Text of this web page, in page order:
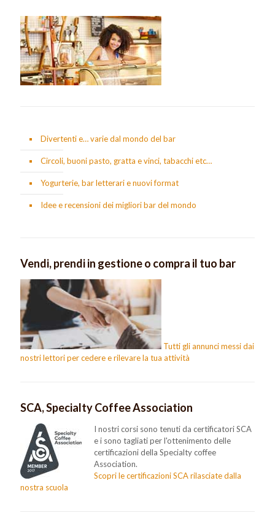
Divertenti e… varie dal mondo del bar
Circoli, buoni pasto, gratta e vinci, tabacchi etc…
Yogurterie, bar letterari e nuovi format
Idee e recensioni dei migliori bar del mondo
Vendi, prendi in gestione o compra il tuo bar
Tutti gli annunci messi dai
nostri lettori per cedere e rilevare la tua attività
SCA, Specialty Coffee Association
I nostri corsi sono tenuti da certificatori SCA
e i sono tagliati per l'ottenimento delle
certificazioni della Specialty coffee
Association.
Scopri le certificazioni SCA rilasciate dalla
nostra scuola